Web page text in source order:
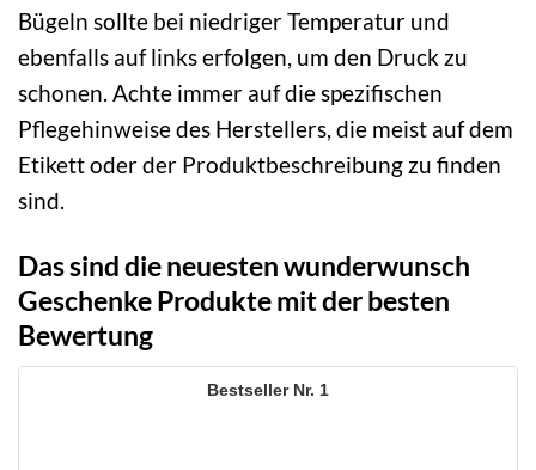
Bügeln sollte bei niedriger Temperatur und
ebenfalls auf links erfolgen, um den Druck zu
schonen. Achte immer auf die spezifischen
Pflegehinweise des Herstellers, die meist auf dem
Etikett oder der Produktbeschreibung zu finden
sind.
Das sind die neuesten wunderwunsch
Geschenke Produkte mit der besten
Bewertung
1